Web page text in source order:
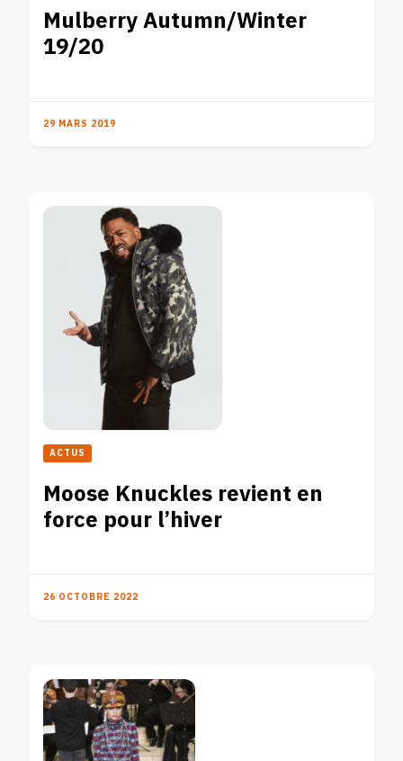
Mulberry Autumn/Winter
19/20
29 MARS 2019
ACTUS
Moose Knuckles revient en
force pour l’hiver
26 OCTOBRE 2022